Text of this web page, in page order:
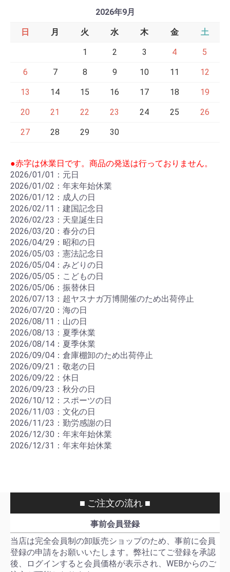
2026年9月
日 月 火 水 木 金 土
1 2 3 4 5
6 7 8 9 10 11 12
13 14 15 16 17 18 19
20 21 22 23 24 25 26
27 28 29 30
●赤字は休業日です。商品の発送は行っておりません。
2026/01/01：元日
2026/01/02：年末年始休業
2026/01/12：成人の日
2026/02/11：建国記念日
2026/02/23：天皇誕生日
2026/03/20：春分の日
2026/04/29：昭和の日
2026/05/03：憲法記念日
2026/05/04：みどりの日
2026/05/05：こどもの日
2026/05/06：振替休日
2026/07/13：超ヤスナガ万博開催のため出荷停止
2026/07/20：海の日
2026/08/11：山の日
2026/08/13：夏季休業
2026/08/14：夏季休業
2026/09/04：倉庫棚卸のため出荷停止
2026/09/21：敬老の日
2026/09/22：休日
2026/09/23：秋分の日
2026/10/12：スポーツの日
2026/11/03：文化の日
2026/11/23：勤労感謝の日
2026/12/30：年末年始休業
2026/12/31：年末年始休業
■ ご注文の流れ ■
事前会員登録
当店は完全会員制の卸販売ショップのため、事前に会員
登録の申請をお願いいたします。弊社にてご登録を承認
後、ログインすると会員価格が表示され、WEBからのご